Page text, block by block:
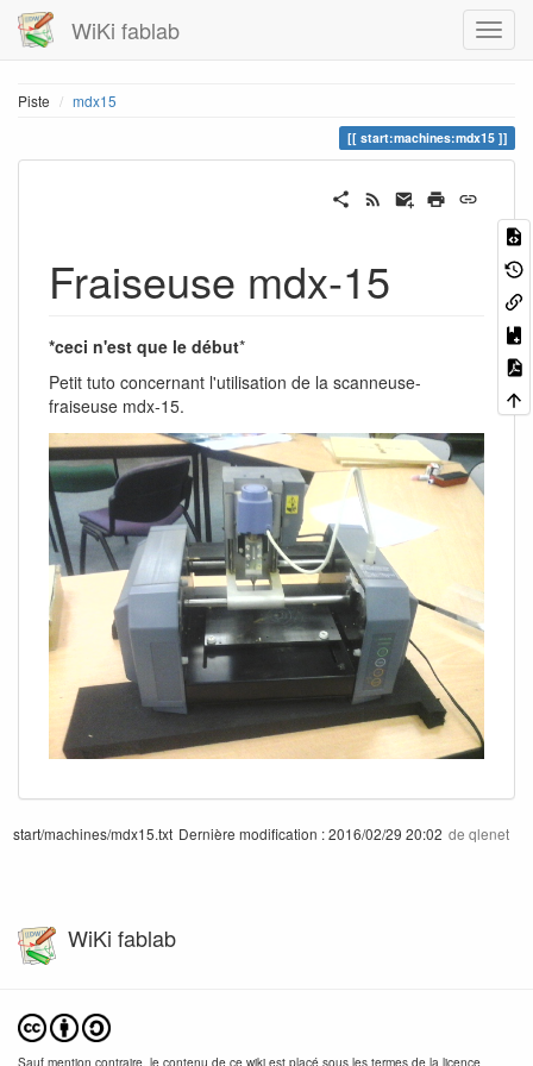
WiKi fablab
Piste mdx15
start:machines:mdx15
Fraiseuse mdx-15
*ceci n'est que le début*
Petit tuto concernant l'utilisation de la scanneuse-
fraiseuse mdx-15.
start/machines/mdx15.txt Dernière modification :2016/02/29 20:02 de qlenet
WiKi fablab
Sauf mention contraire, le contenu de ce wiki est placé sous les termes de la licence